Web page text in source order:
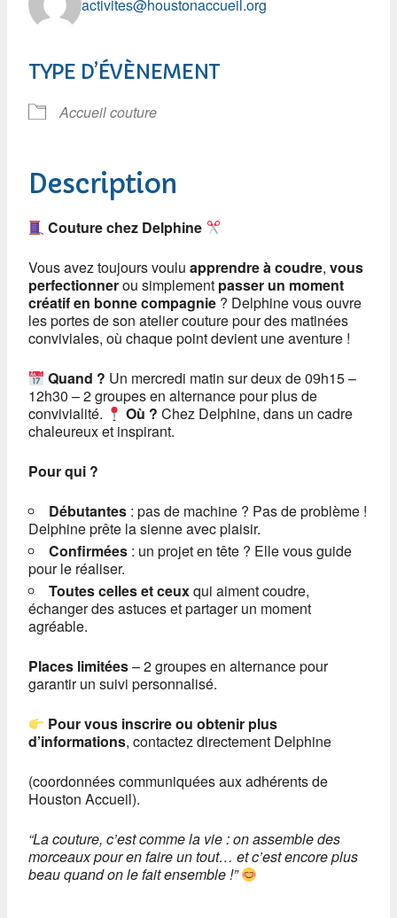
activites@houstonaccueil.org
TYPE D’ÉVÈNEMENT
Accueil couture
Description
Couture chez Delphine
Vous avez toujours voulu apprendre à coudre, vous
perfectionnerou simplement passer un moment
créatif en bonne compagnie ? Delphine vous ouvre
les portes de son atelier couture pour des matinées
conviviales, où chaque point devient une aventure !
Quand ? Un mercredi matin sur deux de 09h15 –
12h30 – 2 groupes en alternance pour plus de
convivialité.
Où ? Chez Delphine, dans un cadre
chaleureux et inspirant.
Pour qui ?
Débutantes : pas de machine ? Pas de problème !
Delphine prête la sienne avec plaisir.
Confirmées : un projet en tête ? Elle vous guide
pour le réaliser.
Toutes celles et ceuxqui aiment coudre,
échanger des astuces et partager un moment
agréable.
Places limitées– 2 groupes en alternance pour
garantir un suivi personnalisé.
Pour vous inscrire ou obtenir plus
d’informations, contactez directement Delphine
(coordonnées communiquées aux adhérents de
Houston Accueil).
“La couture, c’est comme la vie : on assemble des
morceaux pour en faire un tout… et c’est encore plus
beau quand on le fait ensemble !”